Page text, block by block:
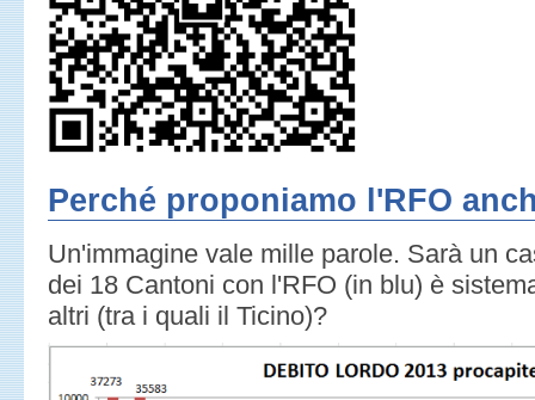
Perché proponiamo l'RFO
Un'immagine vale mille parole. Sarà un
dei 18 Cantoni con l'RFO (in blu) è
altri (tra i quali il Ticino)?